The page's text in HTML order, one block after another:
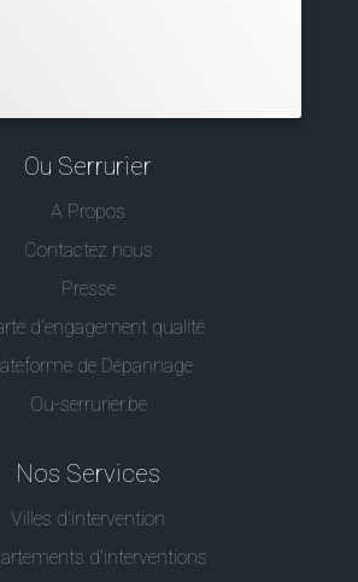
Ou Serrurier
A Propos
Contactez nous
Presse
d’engagement qualité
de Dépannage
Ou-serrurier.be
Nos Services
Villes d'intervention
d'interventions